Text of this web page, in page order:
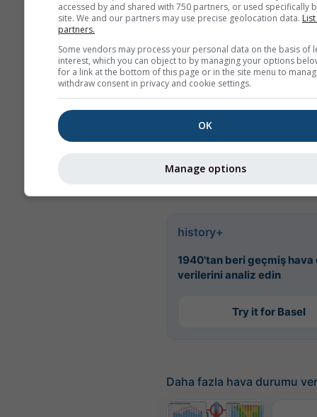
(
yana saatlik tarihsel
verilerihistory+<\/a> ile
alınabilir. Sıcaklık,
bulutluluk ve yağış gibi
değişkenleri CSV
history+
1940'tan beri geçmiş hava
verilerini analiz edin
Try it for Basel
Daha fazla hava durumu
accessed by and shared with 750 partners, or used specifically
site. We and our partners may use precise geolocation data.
partners.
Some vendors may process your personal data on the basis of
interest, which you can object to by managing your options
for a link at the bottom of this page or in the site menu to
withdraw consent in privacy and cookie settings.
OK
Manage options